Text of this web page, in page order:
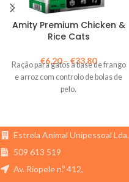
Amity Premium Chicken &
Rice Cats
€6,20– €33,80
Ração para gatos à base de frango
e arroz com controlo de bolas de
pelo.
Estrela Animal Unipessoal Lda.
509 613 519
Av. Riopele n.º 412,